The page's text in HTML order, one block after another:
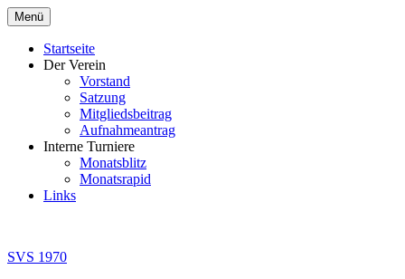
Zum
Inhalt
springen
Menü
Startseite
Der Verein
Vorstand
Satzung
Mitgliedsbeitrag
Aufnahmeantrag
Interne Turniere
Monatsblitz
Monatsrapid
Links
SVS 1970